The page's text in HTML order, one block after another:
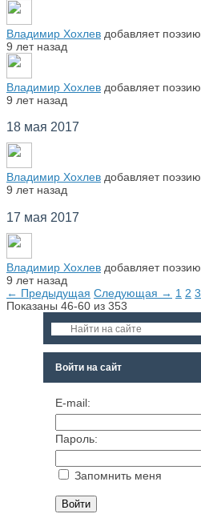
Владимир Хохлев добавляет поэзию
9 лет назад
Владимир Хохлев добавляет поэзию
9 лет назад
18 мая 2017
Владимир Хохлев добавляет поэзию
9 лет назад
17 мая 2017
Владимир Хохлев добавляет поэзию
9 лет назад
← Предыдущая Следующая → 1 2 3
Показаны 46-60 из 353
Войти на сайт
E-mail:
Пароль:
Запомнить меня